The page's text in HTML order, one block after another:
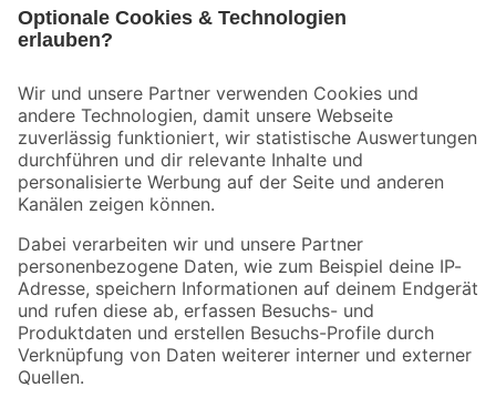
Der toom Newsletter: Keine Angebote und Aktionen mehr verpassen!
Zur Newsletter Anmeldung
Folge uns
Zahlungsarten Versandarten